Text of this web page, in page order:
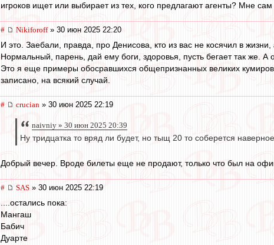
игроков ищет или выбирает из тех, кого предлагают агенты? Мне
# Nikiforoff» 30 июн 2025 22:20
И это. Заебали, правда, про Денисова, кто из вас не косячил в жизни,
Нормальный, парень, дай ему боги, здоровья, пусть бегает так же.
Это я еще примеры обосравшихся общепризнанных великих
записано, на всякий случай.
# crucian » 30 июн 2025 22:19
naivniy » 30 июн 2025 20:39
Ну тридцатка то вряд ли будет, но тыщ 20 то соберется наверное.
Добрый вечер. Вроде билеты еще не продают, только что был на
# SAS » 30 июн 2025 22:19
....остались пока:
Мангаш
Бабич
Дуарте